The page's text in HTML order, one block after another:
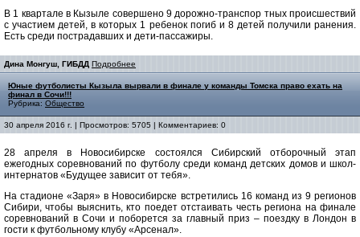
В 1 квартале в Кызыле совершено 9 дорожно-транспор тных происшествий
с участием детей, в которых 1 ребенок погиб и 8 детей получили ранения.
Есть среди пострадавших и дети-пассажиры.
Дина Монгуш, ГИБДД Подробнее
Юные футболисты Кызыла вырвали в финале у команды Томска право ехать на
финал в Сочи!!!
Рубрика: Общество
30 апреля 2016 г. | Просмотров: 5705 | Комментариев: 0
28 апреля в Новосибирске состоялся Сибирский отборочный этап
ежегодных соревнований по футболу среди команд детских домов и школ-
интернатов «Будущее зависит от тебя».
На стадионе «Заря» в Новосибирске встретились 16 команд из 9 регионов
Сибири, чтобы выяснить, кто поедет отстаивать честь региона на финале
соревнований в Сочи и поборется за главный приз – поездку в Лондон в
гости к футбольному клубу «Арсенал».